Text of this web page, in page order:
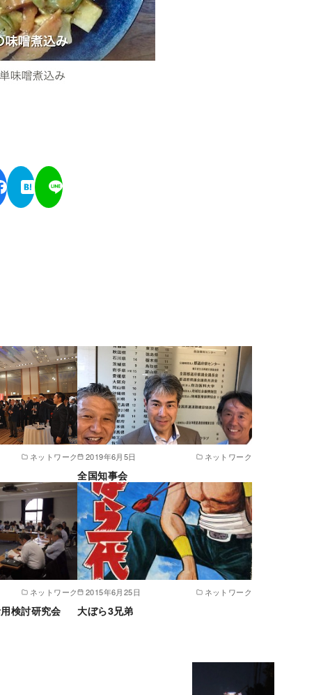
ネットワーク 2019年6月5日 ネットワーク
全国知事会
ネットワーク
検討研究会
2015年6月25日 ネットワーク
大ぼら3兄弟